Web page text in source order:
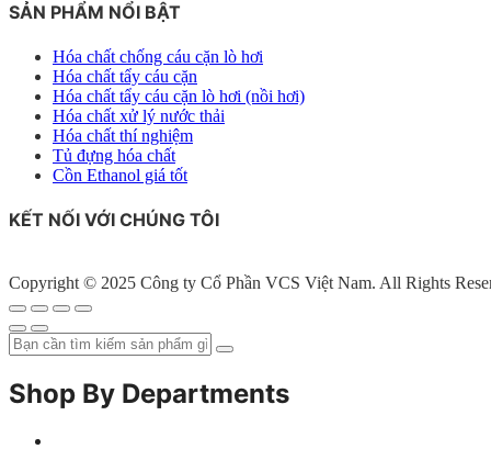
SẢN PHẨM NỔI BẬT
Hóa chất chống cáu cặn lò hơi
Hóa chất tẩy cáu cặn
Hóa chất tẩy cáu cặn lò hơi (nồi hơi)
Hóa chất xử lý nước thải
Hóa chất thí nghiệm
Tủ đựng hóa chất
Cồn Ethanol giá tốt
KẾT NỐI VỚI CHÚNG TÔI
Copyright © 2025 Công ty Cổ Phần VCS Việt Nam. All Rights
Shop By Departments